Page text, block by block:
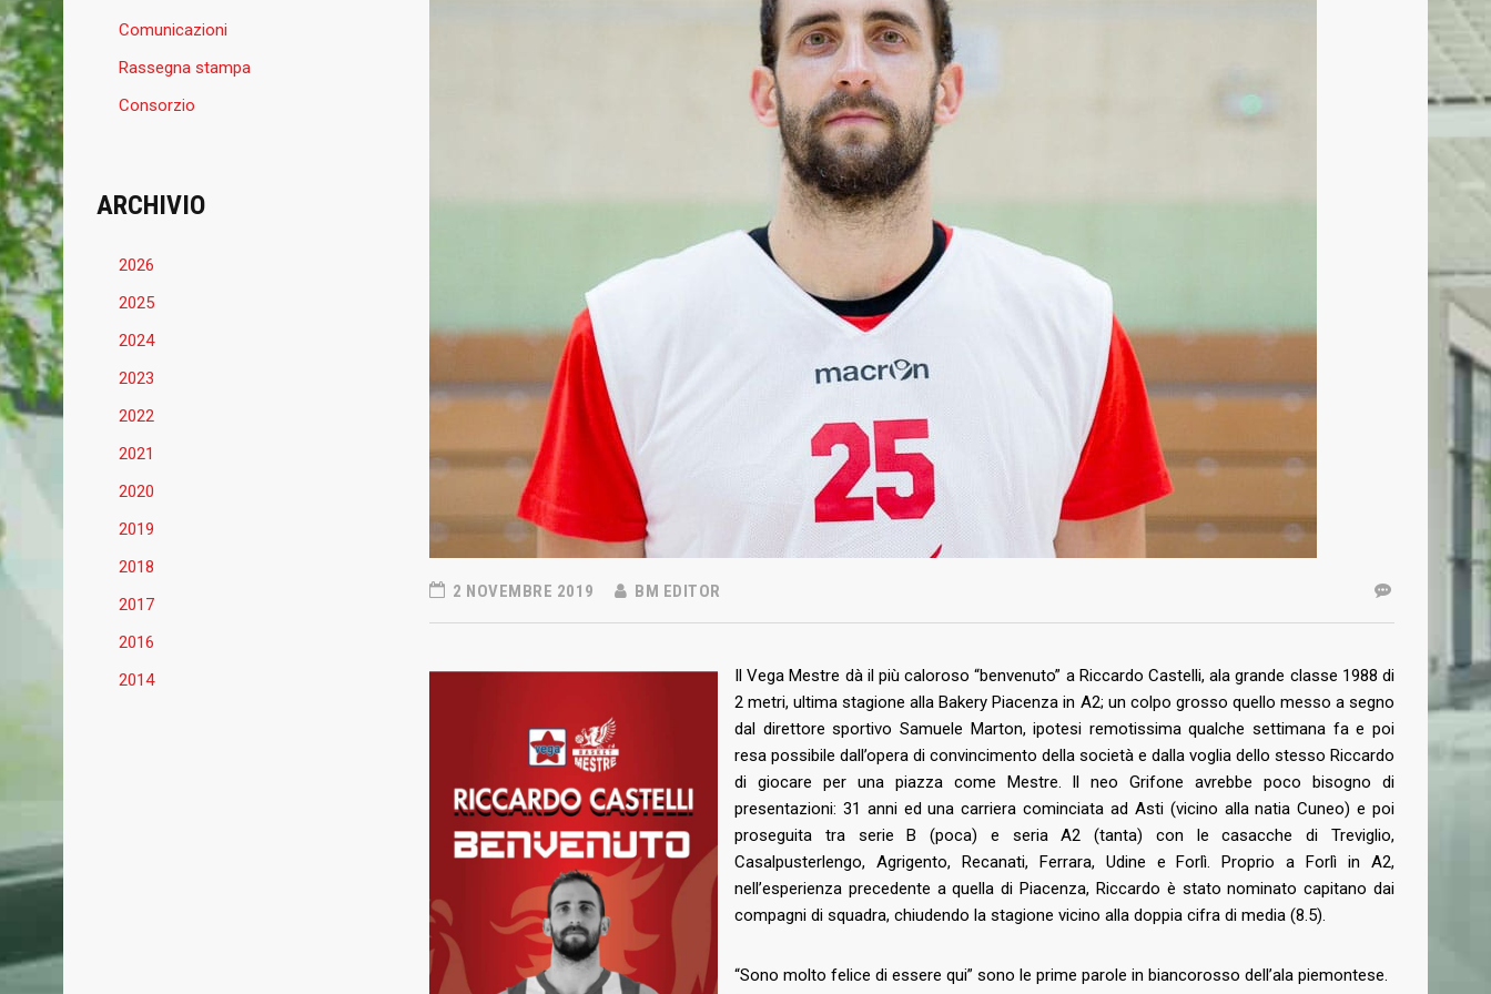
2 NOVEMBRE 2019 BM EDITOR
Il Vega Mestre dà il più caloroso “benvenuto” a Riccardo Castelli, ala grande classe 1988 di
2 metri, ultima stagione alla Bakery Piacenza in A2; un colpo grosso quello messo a segno
dal direttore sportivo Samuele Marton, ipotesi remotissima qualche settimana fa e poi
resa possibile dall’opera di convincimento della società e dalla voglia dello stesso Riccardo
di giocare per una piazza come Mestre. Il neo Grifone avrebbe poco bisogno di
presentazioni: 31 anni ed una carriera cominciata ad Asti (vicino alla natia Cuneo) e poi
proseguita tra serie B (poca) e seria A2 (tanta) con le casacche di Treviglio,
Casalpusterlengo, Agrigento, Recanati, Ferrara, Udine e Forlì. Proprio a Forlì in A2,
nell’esperienza precedente a quella di Piacenza, Riccardo è stato nominato capitano dai
compagni di squadra, chiudendo la stagione vicino alla doppia cifra di media (8.5).
“Sono molto felice di essere qui” sono le prime parole in biancorosso dell’ala piemontese.
Comunicazioni
Rassegna stampa
Consorzio
ARCHIVIO
2026
2025
2024
2023
2022
2021
2020
2019
2018
2017
2016
2014
ULTIME NEWS
Basket Mestre – Basket Club
Malcontenta: una nuova
collaborazione che aumenta la rete
del Grifone nel territorio
LINKS
Abbonamenti
Biglietti
Regolamento Emergenza Covid-19
CONTATTI
Basket Mestre 1958 SSD a.r.l
Orari Segreteria:
Lun – Merc dalle 19.00 alle 20.30
segreteria@basketmestre.it